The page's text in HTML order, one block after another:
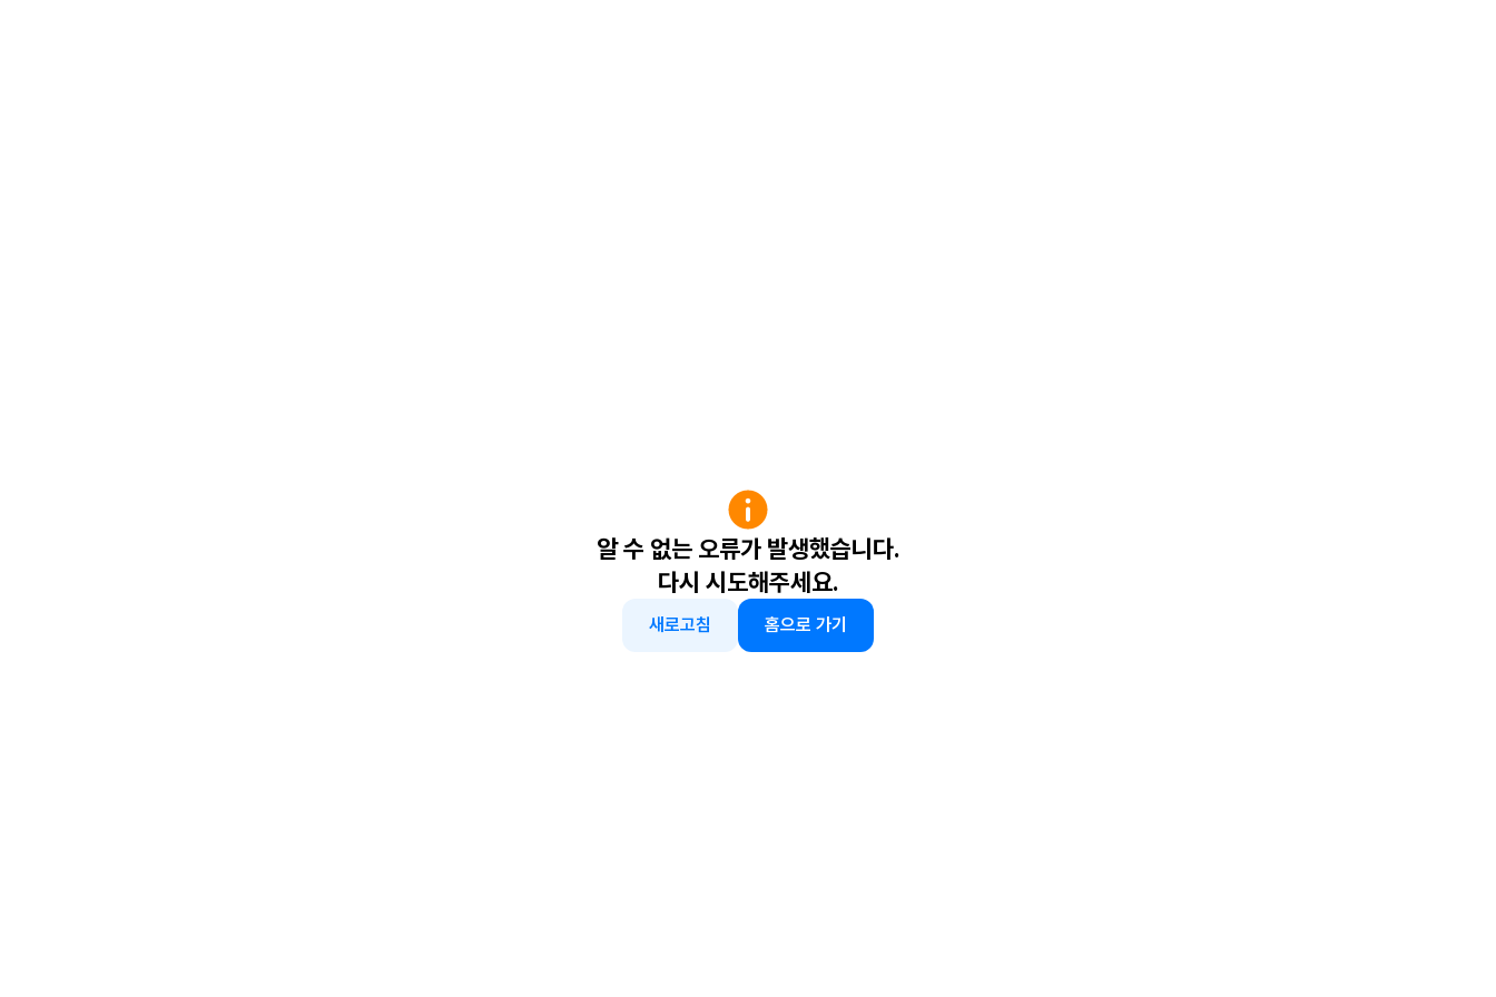
알 수 없는 오류가 발생했습니다.
다시 시도해주세요.
새로고침 홈으로 가기